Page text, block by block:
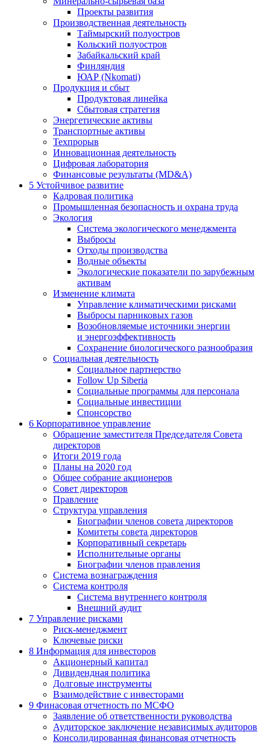
Проекты развития
Производственная деятельность
Таймырский полуостров
Кольский полуостров
Забайкальский край
Финляндия
ЮАР (Nkomati)
Продукция и сбыт
Продуктовая линейка
Сбытовая стратегия
Энергетические активы
Транспортные активы
Техпрорыв
Инновационная деятельность
Цифровая лаборатория
Финансовые результаты (MD&A)
5 Устойчивое развитие
Кадровая политика
Промышленная безопасность и охрана труда
Экология
Система экологического менеджмента
Выбросы
Отходы производства
Водные объекты
Экологические показатели по зарубежным
активам
Изменение климата
Управление климатическими рисками
Выбросы парниковых газов
Возобновляемые источники энергии
и энергоэффективность
Сохранение биологического разнообразия
Социальная деятельность
Социальное партнерство
Follow Up Siberia
Социальные программы для персонала
Социальные инвестиции
Спонсорство
6 Корпоративное управление
Обращение заместителя Председателя Совета
директоров
Итоги 2019 года
Планы на 2020 год
Общее собрание акционеров
Совет директоров
Правление
Структура управления
Биографии членов совета директоров
Комитеты совета директоров
Корпоративный секретарь
Исполнительные органы
Биографии членов правления
Система вознаграждения
Система контроля
Система внутреннего контроля
Внешний аудит
7 Управление рисками
Риск-менеджмент
Ключевые риски
8 Информация для инвесторов
Акционерный капитал
Дивидендная политика
Долговые инструменты
Взаимодействие с инвеcторами
9 Финасовая отчетность по МСФО
Заявление об ответственности руководства
Аудиторское заключение независимых аудиторов
Консолидированная финансовая отчетность